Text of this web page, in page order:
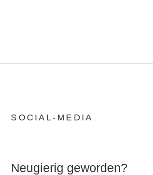
SOCIAL-MEDIA
Neugierig geworden?